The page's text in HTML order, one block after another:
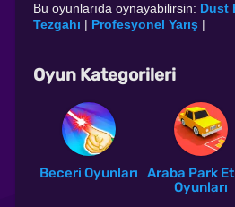
Bu oyunlarıda oynayabilirsin: Dust
Tezgahı | Profesyonel Yarış |
Oyun Kategorileri
Beceri Oyunları
Araba Park
Oyunları